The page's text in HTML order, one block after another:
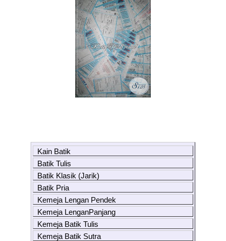
Kain Batik
Batik Tulis
Batik Klasik (Jarik)
Batik Pria
Kemeja Lengan Pendek
Kemeja LenganPanjang
Kemeja Batik Tulis
Kemeja Batik Sutra